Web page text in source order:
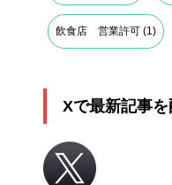
飲食店 営業許可 (1)
Xで最新記事を